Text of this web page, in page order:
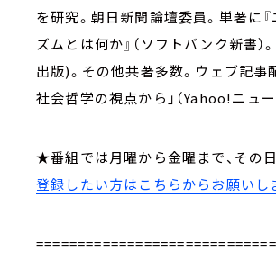
を研究。朝日新聞論壇委員。単著に
ズムとは何か』（ソフトバンク新書
出版)。その他共著多数。ウェブ記事
社会哲学の視点から」（Yahoo!ニュ
★番組では月曜から金曜まで、その
登録したい方はこちらからお願いし